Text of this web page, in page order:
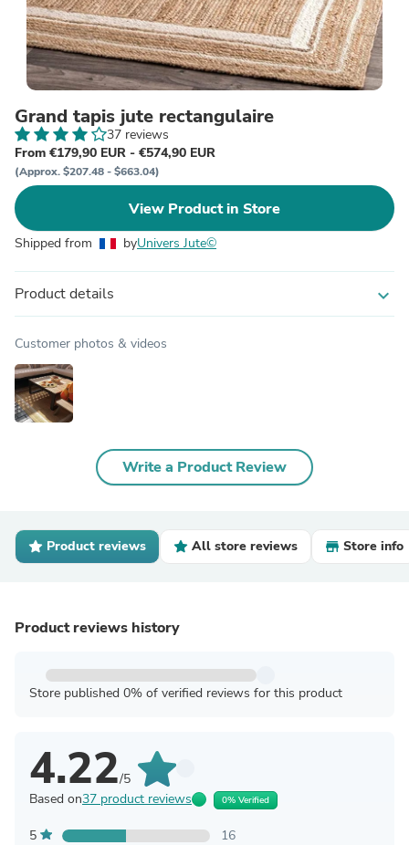
Grand tapis jute rectangulaire
37 reviews
From €179,90 EUR - €574,90 EUR
(Approx. $207.48 - $663.04)
View Product in Store
Shipped from byUnivers Jute©
Product details expand_more
Customer photos & videos
Write a Product Review
Product reviews All store reviews Store info
Product reviews history
Store published 0% of verified reviews for this product
4.22/5
Based on37 product reviews 0% Verified
5
16